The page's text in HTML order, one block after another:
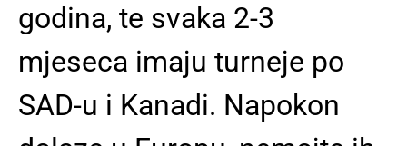
godina, te svaka 2-3
mjeseca imaju turneje po
SAD-u i Kanadi. Napokon